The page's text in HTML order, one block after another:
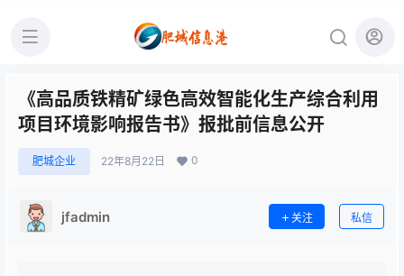
《高品质铁精矿绿色高效智能化生产综合利用
项目环境影响报告书》报批前信息公开
肥城企业 22年8月22日 0
jfadmin 关注 私信